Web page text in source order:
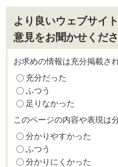
より良いウェブサイ
意見をお聞かせくだ
お求めの情報は充分掲載さ
充分だった
ふつう
足りなかった
このページの内容や表現は
分かりやすかった
ふつう
分かりにくかった